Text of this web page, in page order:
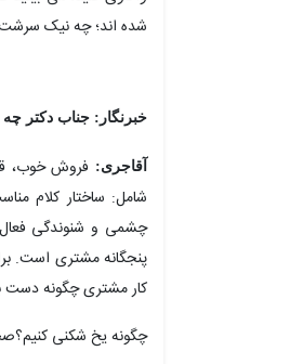
شده اند؛ چه نیک
خبرنگار: جناب دکتر چه
آقاجری: فروش خوب،
شامل: ساختار کلام
چشمی و شنوندگی
پنجگانه مشتری است.
کار مشتری چگونه دست
چگونه یخ شکنی